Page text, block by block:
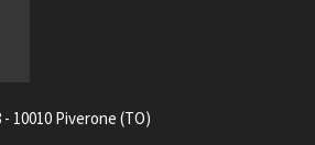
10010 Piverone (TO)